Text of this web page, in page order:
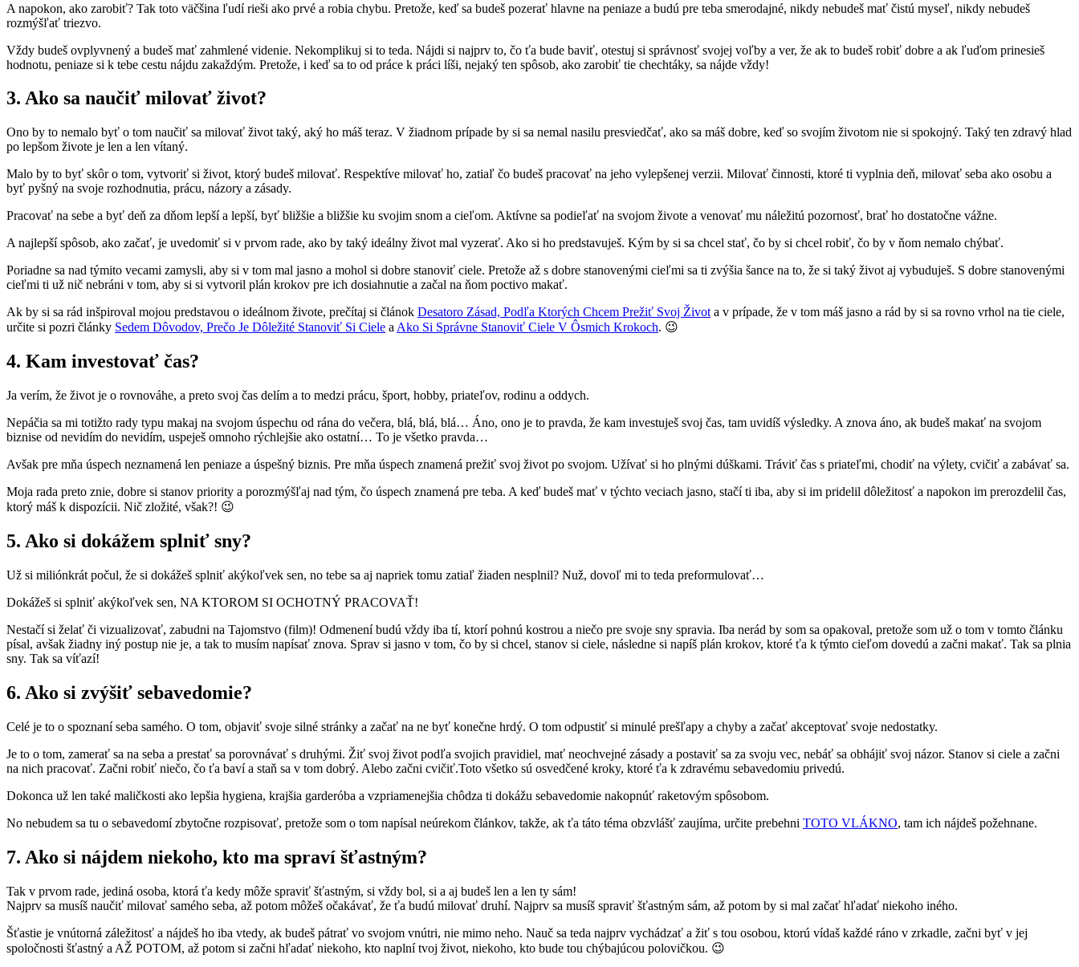
A napokon, ako zarobiť? Tak toto väčšina ľudí rieši ako prvé a robia chybu. Pretože, keď sa budeš pozerať hlavne na peniaze a budú pre teba smerodajné, nikdy nebudeš mať čistú myseľ, nikdy nebudeš
rozmýšľať triezvo.
Vždy budeš ovplyvnený a budeš mať zahmlené videnie. Nekomplikuj si to teda. Nájdi si najprv to, čo ťa bude baviť, otestuj si správnosť svojej voľby a ver, že ak to budeš robiť dobre a ak ľuďom prinesieš
hodnotu, peniaze si k tebe cestu nájdu zakaždým. Pretože, i keď sa to od práce k práci líši, nejaký ten spôsob, ako zarobiť tie chechtáky, sa nájde vždy!
3. Ako sa naučiť milovať život?
Ono by to nemalo byť o tom naučiť sa milovať život taký, aký ho máš teraz. V žiadnom prípade by si sa nemal nasilu presviedčať, ako sa máš dobre, keď so svojím životom nie si spokojný. Taký ten zdravý hlad
po lepšom živote je len a len vítaný.
Malo by to byť skôr o tom, vytvoriť si život, ktorý budeš milovať. Respektíve milovať ho, zatiaľ čo budeš pracovať na jeho vylepšenej verzii. Milovať činnosti, ktoré ti vyplnia deň, milovať seba ako osobu a
byť pyšný na svoje rozhodnutia, prácu, názory a zásady.
Pracovať na sebe a byť deň za dňom lepší a lepší, byť bližšie a bližšie ku svojim snom a cieľom. Aktívne sa podieľať na svojom živote a venovať mu náležitú pozornosť, brať ho dostatočne vážne.
A najlepší spôsob, ako začať, je uvedomiť si v prvom rade, ako by taký ideálny život mal vyzerať. Ako si ho predstavuješ. Kým by si sa chcel stať, čo by si chcel robiť, čo by v ňom nemalo chýbať.
Poriadne sa nad týmito vecami zamysli, aby si v tom mal jasno a mohol si dobre stanoviť ciele. Pretože až s dobre stanovenými cieľmi sa ti zvýšia šance na to, že si taký život aj vybuduješ. S dobre stanovenými
cieľmi ti už nič nebráni v tom, aby si si vytvoril plán krokov pre ich dosiahnutie a začal na ňom poctivo makať.
Ak by si sa rád inšpiroval mojou predstavou o ideálnom živote, prečítaj si článok Desatoro Zásad, Podľa Ktorých Chcem Prežiť Svoj Život a v prípade, že v tom máš jasno a rád by si sa rovno vrhol na tie ciele,
určite si pozri články Sedem Dôvodov, Prečo Je Dôležité Stanoviť Si Ciele a Ako Si Správne Stanoviť Ciele V Ôsmich Krokoch. 😉
4. Kam investovať čas?
Ja verím, že život je o rovnováhe, a preto svoj čas delím a to medzi prácu, šport, hobby, priateľov, rodinu a oddych.
Nepáčia sa mi totižto rady typu makaj na svojom úspechu od rána do večera, blá, blá, blá… Áno, ono je to pravda, že kam investuješ svoj čas, tam uvidíš výsledky. A znova áno, ak budeš makať na svojom
biznise od nevidím do nevidím, uspeješ omnoho rýchlejšie ako ostatní… To je všetko pravda…
Avšak pre mňa úspech neznamená len peniaze a úspešný biznis. Pre mňa úspech znamená prežiť svoj život po svojom. Užívať si ho plnými dúškami. Tráviť čas s priateľmi, chodiť na výlety, cvičiť a zabávať sa.
Moja rada preto znie, dobre si stanov priority a porozmýšľaj nad tým, čo úspech znamená pre teba. A keď budeš mať v týchto veciach jasno, stačí ti iba, aby si im pridelil dôležitosť a napokon im prerozdelil čas,
ktorý máš k dispozícii. Nič zložité, však?! 😉
5. Ako si dokážem splniť sny?
Už si miliónkrát počul, že si dokážeš splniť akýkoľvek sen, no tebe sa aj napriek tomu zatiaľ žiaden nesplnil? Nuž, dovoľ mi to teda preformulovať…
Dokážeš si splniť akýkoľvek sen, NA KTOROM SI OCHOTNÝ PRACOVAŤ!
Nestačí si želať či vizualizovať, zabudni na Tajomstvo (film)! Odmenení budú vždy iba tí, ktorí pohnú kostrou a niečo pre svoje sny spravia. Iba nerád by som sa opakoval, pretože som už o tom v tomto článku
písal, avšak žiadny iný postup nie je, a tak to musím napísať znova. Sprav si jasno v tom, čo by si chcel, stanov si ciele, následne si napíš plán krokov, ktoré ťa k týmto cieľom dovedú a začni makať. Tak sa plnia
sny. Tak sa víťazí!
6. Ako si zvýšiť sebavedomie?
Celé je to o spoznaní seba samého. O tom, objaviť svoje silné stránky a začať na ne byť konečne hrdý. O tom odpustiť si minulé prešľapy a chyby a začať akceptovať svoje nedostatky.
Je to o tom, zamerať sa na seba a prestať sa porovnávať s druhými. Žiť svoj život podľa svojich pravidiel, mať neochvejné zásady a postaviť sa za svoju vec, nebáť sa obhájiť svoj názor. Stanov si ciele a začni
na nich pracovať. Začni robiť niečo, čo ťa baví a staň sa v tom dobrý. Alebo začni cvičiť.Toto všetko sú osvedčené kroky, ktoré ťa k zdravému sebavedomiu privedú.
Dokonca už len také maličkosti ako lepšia hygiena, krajšia garderóba a vzpriamenejšia chôdza ti dokážu sebavedomie nakopnúť raketovým spôsobom.
No nebudem sa tu o sebavedomí zbytočne rozpisovať, pretože som o tom napísal neúrekom článkov, takže, ak ťa táto téma obzvlášť zaujíma, určite prebehni TOTO VLÁKNO, tam ich nájdeš požehnane.
7. Ako si nájdem niekoho, kto ma spraví šťastným?
Tak v prvom rade, jediná osoba, ktorá ťa kedy môže spraviť šťastným, si vždy bol, si a aj budeš len a len ty sám!
Najprv sa musíš naučiť milovať samého seba, až potom môžeš očakávať, že ťa budú milovať druhí. Najprv sa musíš spraviť šťastným sám, až potom by si mal začať hľadať niekoho iného.
Šťastie je vnútorná záležitosť a nájdeš ho iba vtedy, ak budeš pátrať vo svojom vnútri, nie mimo neho. Nauč sa teda najprv vychádzať a žiť s tou osobou, ktorú vídaš každé ráno v zrkadle, začni byť v jej
spoločnosti šťastný a AŽ POTOM, až potom si začni hľadať niekoho, kto naplní tvoj život, niekoho, kto bude tou chýbajúcou polovičkou. 😉